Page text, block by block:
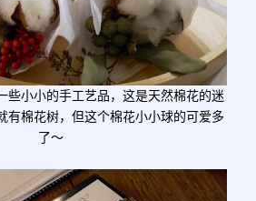
些小小的手工艺品，这是天然棉花的迷
有棉花树，但这个棉花小小球的可爱多
了～